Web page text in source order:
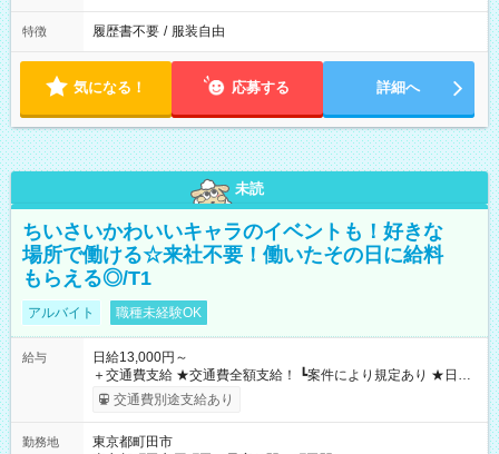
特徴 履歴書不要 / 服装自由
気になる！ 応募する 詳細へ
未読
ちいさいかわいいキャラのイベントも！好きな
場所で働ける☆来社不要！働いたその日に給料
もらえる◎/T1
アルバイト 職種未経験OK
給与
日給13,000円～
＋交通費支給 ★交通費全額支給！ ┗案件により規定あり ★日払
いOK！（規定あり） ┗働いたその日に現金GET♪ お仕事後はコ
ンビニATMから 日払い分を引き落とせます！ 【試用期間】試
交通費別途支給あり
勤務地
東京都町田市